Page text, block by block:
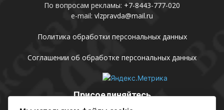
По вопросам рекламы: +7-8443-777-020
e-mail: vlzpravda@mail.ru
Политика обработки персональных данных
Соглашении об обработке персональных данных
Присоединяйтесь